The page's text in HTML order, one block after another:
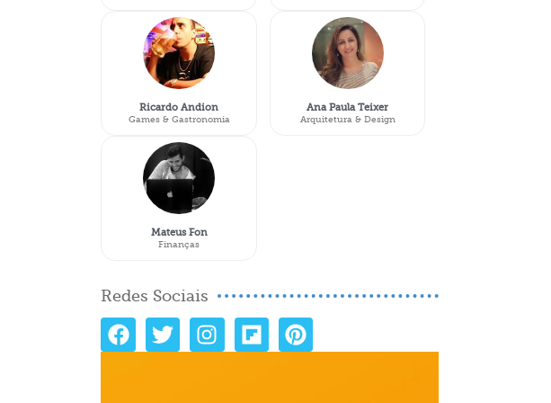
Ricardo Andion
Games & Gastronomia
Mateus Fon
Finanças
Ana Paula Teixer
Arquitetura & Design
Redes Sociais